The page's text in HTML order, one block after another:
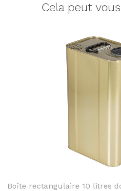
Cela peut
Boîte rectangulaire 10 litres